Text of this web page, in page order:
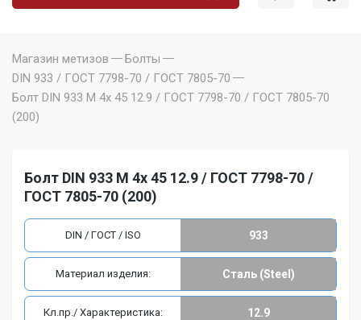
Магазин метизов
Болты
DIN 933 / ГОСТ 7798-70 / ГОСТ 7805-70
Болт DIN 933 M 4x 45 12.9 / ГОСТ 7798-70 / ГОСТ 7805-70
(200)
Болт DIN 933 M 4x 45 12.9 / ГОСТ 7798-70 /
ГОСТ 7805-70 (200)
DIN / ГОСТ / ISO 933
Материал изделия: Сталь (Steel)
Кл.пр./ Характеристика: 12.9